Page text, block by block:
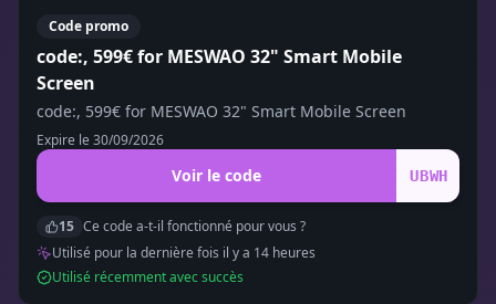
Code promo
code:, 599€ for MESWAO 32" Smart Mobile
Screen
code:, 599€ for MESWAO 32" Smart Mobile Screen
Expire le 30/09/2026
Voir le code UBWH
15 Ce code a-t-il fonctionné pour vous ?
Utilisé pour la dernière fois il y a 14 heures
Utilisé récemment avec succès